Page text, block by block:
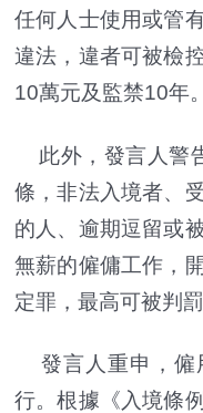
任何人士使用或管
違法，違者可被檢
10萬元及監禁10年。
此外，發言人警
條，非法入境者、
的人、逾期逗留或
無薪的僱傭工作，
定罪，最高可被判
發言人重申，僱
行。根據《入境條